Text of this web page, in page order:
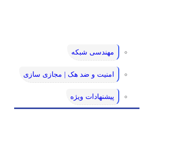
مهندسی شبکه
امنیت و ضد هک | مجازی سازی
پیشنهادات ویژه